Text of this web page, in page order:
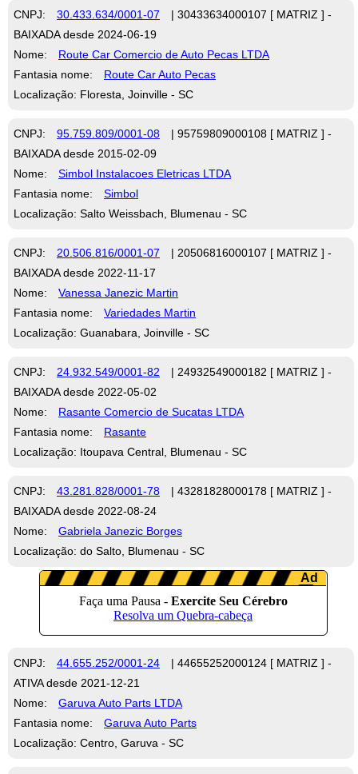
CNPJ: 30.433.634/0001-07
| 30433634000107 [ MATRIZ ] -
BAIXADA desde 2024-06-19
Nome:
Route Car Comercio de Auto Pecas LTDA
Fantasia nome:
Route Car Auto Pecas
Localização: Floresta, Joinville - SC
CNPJ: 95.759.809/0001-08
| 95759809000108 [ MATRIZ ] -
BAIXADA desde 2015-02-09
Nome:
Simbol Instalacoes Eletricas LTDA
Fantasia nome:
Simbol
Localização: Salto Weissbach, Blumenau - SC
CNPJ: 20.506.816/0001-07
| 20506816000107 [ MATRIZ ] -
BAIXADA desde 2022-11-17
Nome:
Vanessa Janezic Martin
Fantasia nome:
Variedades Martin
Localização: Guanabara, Joinville - SC
CNPJ: 24.932.549/0001-82
| 24932549000182 [ MATRIZ ] -
BAIXADA desde 2022-05-02
Nome:
Rasante Comercio de Sucatas LTDA
Fantasia nome:
Rasante
Localização: Itoupava Central, Blumenau - SC
CNPJ: 43.281.828/0001-78
| 43281828000178 [ MATRIZ ] -
BAIXADA desde 2022-08-24
Nome:
Gabriela Janezic Borges
Localização: do Salto, Blumenau - SC
CNPJ: 44.655.252/0001-24
| 44655252000124 [ MATRIZ ] -
ATIVA desde 2021-12-21
Nome:
Garuva Auto Parts LTDA
Fantasia nome:
Garuva Auto Parts
Localização: Centro, Garuva - SC